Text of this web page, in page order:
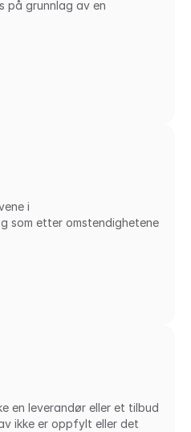
på grunnlag av en
i
som etter omstendighetene
en leverandør eller et tilbud
ikke er oppfylt eller det